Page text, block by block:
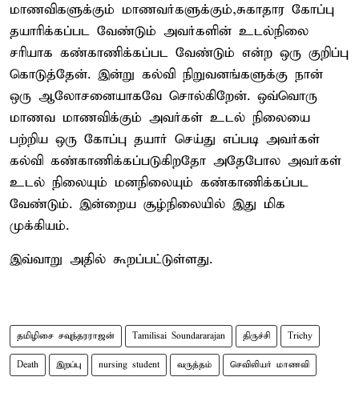
மாணவிகளுக்கும் மாணவர்களுக்கும்,சுகாதார கோப்பு
தயாரிக்கப்பட வேண்டும் அவர்களின் உடல்நிலை
சரியாக கண்காணிக்கப்பட வேண்டும் என்ற ஒரு குறிப்பு
கொடுத்தேன். இன்று கல்வி நிறுவனங்களுக்கு நான்
ஒரு ஆலோசனையாகவே சொல்கிறேன். ஒவ்வொரு
மாணவ மாணவிக்கும் அவர்கள் உடல் நிலையை
பற்றிய ஒரு கோப்பு தயார் செய்து எப்படி அவர்கள்
கல்வி கண்காணிக்கப்படுகிறதோ அதேபோல அவர்கள்
உடல் நிலையும் மனநிலையும் கண்காணிக்கப்பட
வேண்டும். இன்றைய சூழ்நிலையில் இது மிக
முக்கியம்.
இவ்வாறு அதில் கூறப்பட்டுள்ளது.
தமிழிசை சவுந்தரராஜன் Tamilisai Soundararajan திருச்சி Trichy
Death இறப்பு nursing student வருத்தம் செவிலியர் மாணவி